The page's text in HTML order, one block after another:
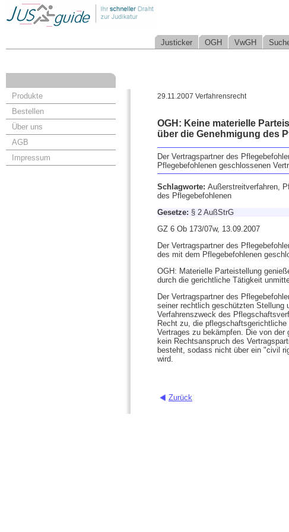
Justicker OGH VwGH
Produkte
Bestellen
Über uns
AGB
Impressum
29.11.2007 Verfahrensrecht
OGH: Keine materielle
über die Genehmigung des
Der Vertragspartner des
Pflegebefohlenen geschlossenen
Schlagworte: Außerstreitverfahren,
des Pflegebefohlenen
Gesetze: § 2 AußStrG
GZ 6 Ob 173/07w, 13.09.2007
Der Vertragspartner des
des mit dem Pflegebefohlenen
OGH: Materielle Parteistellung
durch die gerichtliche Tätigkeit
Der Vertragspartner des
seiner rechtlich geschützten Stellung
Verfahrenszweck des
Recht zu, die
Vertrages zu bekämpfen. Die von
kein Rechtsanspruch des
besteht, sodass nicht über ein "civil
wird.
Zurück